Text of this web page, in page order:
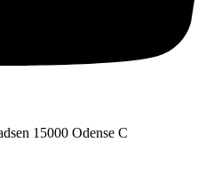
1 5000 Odense C